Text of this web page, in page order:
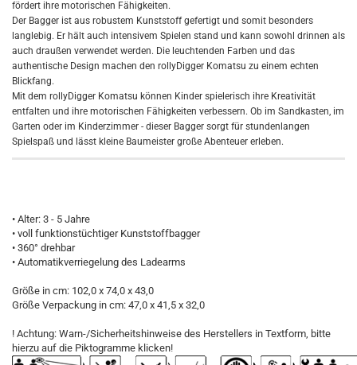
fördert ihre motorischen Fähigkeiten.
Der Bagger ist aus robustem Kunststoff gefertigt und somit besonders
langlebig. Er hält auch intensivem Spielen stand und kann sowohl drinnen als
auch draußen verwendet werden. Die leuchtenden Farben und das
authentische Design machen den rollyDigger Komatsu zu einem echten
Blickfang.
Mit dem rollyDigger Komatsu können Kinder spielerisch ihre Kreativität
entfalten und ihre motorischen Fähigkeiten verbessern. Ob im Sandkasten, im
Garten oder im Kinderzimmer - dieser Bagger sorgt für stundenlangen
Spielspaß und lässt kleine Baumeister große Abenteuer erleben.
• Alter: 3 - 5 Jahre
• voll funktionstüchtiger Kunststoffbagger
• 360° drehbar
• Automatikverriegelung des Ladearms
Größe in cm: 102,0 x 74,0 x 43,0
Größe Verpackung in cm: 47,0 x 41,5 x 32,0
! Achtung: Warn-/Sicherheitshinweise des Herstellers in Textform, bitte
hierzu auf die Piktogramme klicken!